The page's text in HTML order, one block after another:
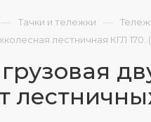
— Тачки и тележки —
лестничная КГЛ